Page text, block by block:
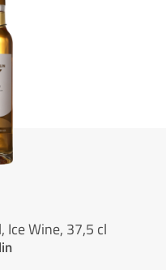
Ice Wine, 37,5 cl